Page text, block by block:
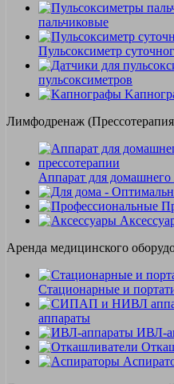
пальчиковые
Пульсоксиметр
пульсоксиметров
Лимфодренаж
Аппарат для
Аренда медицинского
Стационарные и
аппараты
ИВЛ-